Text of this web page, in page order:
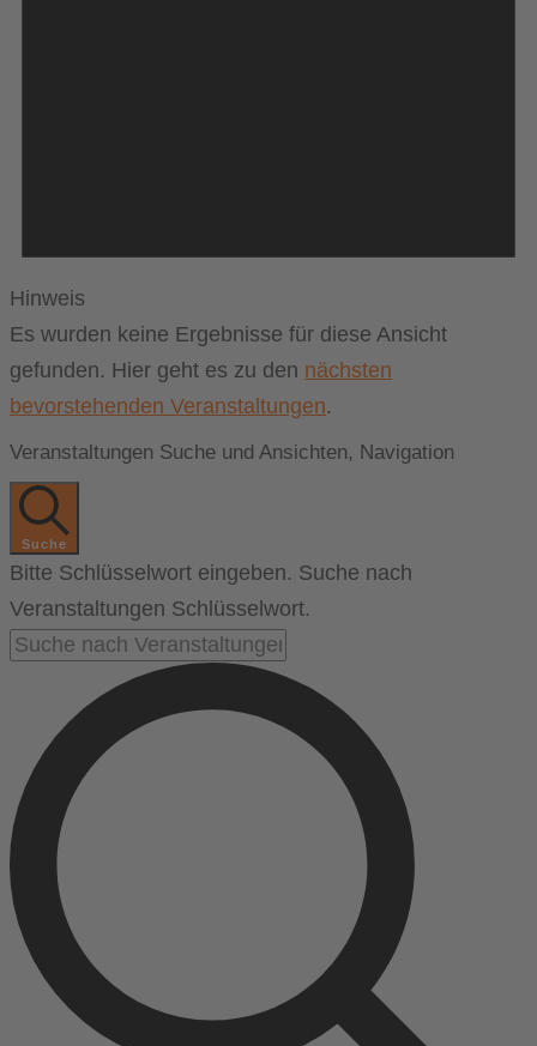
Hinweis
Es wurden keine Ergebnisse für diese Ansicht
gefunden. Hier geht es zu den nächsten
bevorstehenden Veranstaltungen.
Veranstaltungen Suche und Ansichten, Navigation
Suche
Bitte Schlüsselwort eingeben. Suche nach
Veranstaltungen Schlüsselwort.